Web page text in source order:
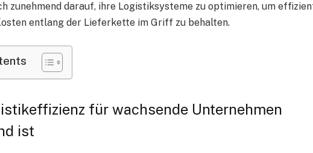
zunehmend darauf, ihre Logistiksysteme zu optimieren, um
entlang der Lieferkette im Griff zu behalten.
für wachsende Unternehmen
ist